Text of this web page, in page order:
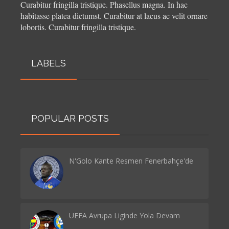
Curabitur fringilla tristique. Phasellus magna. In hac
habitasse platea dictumst. Curabitur at lacus ac velit ornare
lobortis. Curabitur fringilla tristique.
LABELS
POPULAR POSTS
N'Golo Kante Resmen Fenerbahçe'de
UEFA Avrupa Liginde Yola Devam